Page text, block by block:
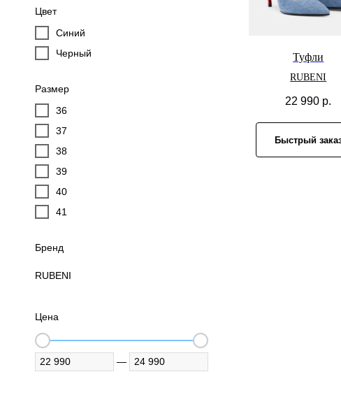
Цвет
Синий
Черный
Размер
36
37
38
39
40
41
Бренд
RUBENI
Цена
—
Туфли
RUBENI
22 990 р.
Быстрый